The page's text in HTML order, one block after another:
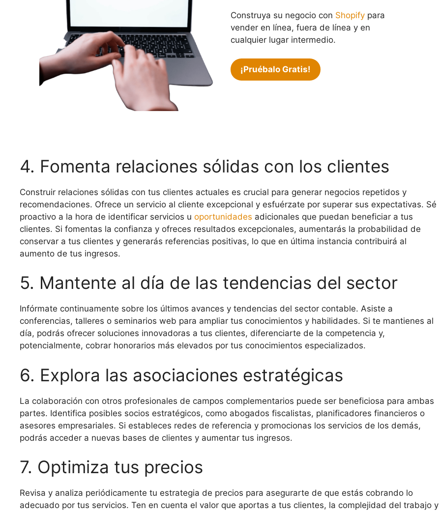
Construya su negocio con Shopify para
vender en línea, fuera de línea y en
cualquier lugar intermedio.
¡Pruébalo Gratis!
4. Fomenta relaciones sólidas con los clientes
Construir relaciones sólidas con tus clientes actuales es crucial para generar negocios repetidos y
recomendaciones. Ofrece un servicio al cliente excepcional y esfuérzate por superar sus expectativas. Sé
proactivo a la hora de identificar servicios u oportunidades adicionales que puedan beneficiar a tus
clientes. Si fomentas la confianza y ofreces resultados excepcionales, aumentarás la probabilidad de
conservar a tus clientes y generarás referencias positivas, lo que en última instancia contribuirá al
aumento de tus ingresos.
5. Mantente al día de las tendencias del sector
Infórmate continuamente sobre los últimos avances y tendencias del sector contable. Asiste a
conferencias, talleres o seminarios web para ampliar tus conocimientos y habilidades. Si te mantienes al
día, podrás ofrecer soluciones innovadoras a tus clientes, diferenciarte de la competencia y,
potencialmente, cobrar honorarios más elevados por tus conocimientos especializados.
6. Explora las asociaciones estratégicas
La colaboración con otros profesionales de campos complementarios puede ser beneficiosa para ambas
partes. Identifica posibles socios estratégicos, como abogados fiscalistas, planificadores financieros o
asesores empresariales. Si estableces redes de referencia y promocionas los servicios de los demás,
podrás acceder a nuevas bases de clientes y aumentar tus ingresos.
7. Optimiza tus precios
Revisa y analiza periódicamente tu estrategia de precios para asegurarte de que estás cobrando lo
adecuado por tus servicios. Ten en cuenta el valor que aportas a tus clientes, la complejidad del trabajo y